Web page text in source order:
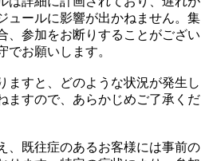
ュールに影響が出かねません。集
、参加をお断りすることがござい
でお願いします。
ますと、どのような状況が発生し
ますので、あらかじめご了承くだ
、既往症のあるお客様には事前の